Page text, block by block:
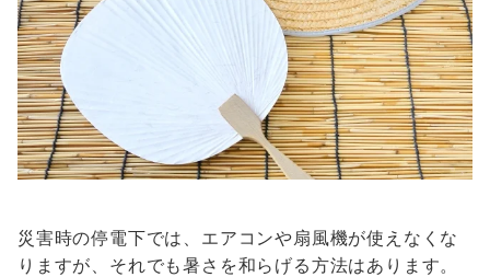
災害時の停電下では、エアコンや扇風機が使えなくな
りますが、それでも暑さを和らげる方法はあります。